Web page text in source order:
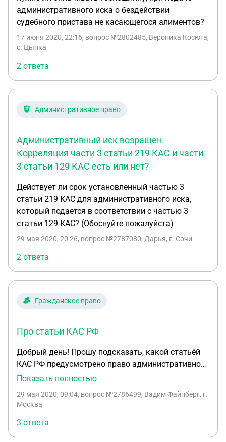
административного иска о бездействии
судебного пристава не касающегося алиментов?
17 июня 2020, 22:16, вопрос №2802485, Вероника Косюга,
с. Цыпка
2 ответа
Административное право
Административный иск возращен.
Корреляция части 3 статьи 219 КАС и части
3 статьи 129 КАС есть или нет?
Действует ли срок установленный частью 3
статьи 219 КАС для административного иска,
который подается в соответствии с частью 3
статьи 129 КАС? (Обоснуйте пожалуйста)
29 мая 2020, 20:26, вопрос №2787080, Дарья, г. Сочи
2 ответа
Гражданское право
Про статьи КАС РФ
Добрый день! Прошу подсказать, какой статьёй
КАС РФ предусмотрено право административного
ответчика заявить ходатайство о пропуске
обращения в суд с административным иском о
предусмотрено право суда отказать в
удовлетворении административного иска по
Показать полностью
29 мая 2020, 09:04, вопрос №2786499, Вадим Файнберг, г.
Москва
3 ответа